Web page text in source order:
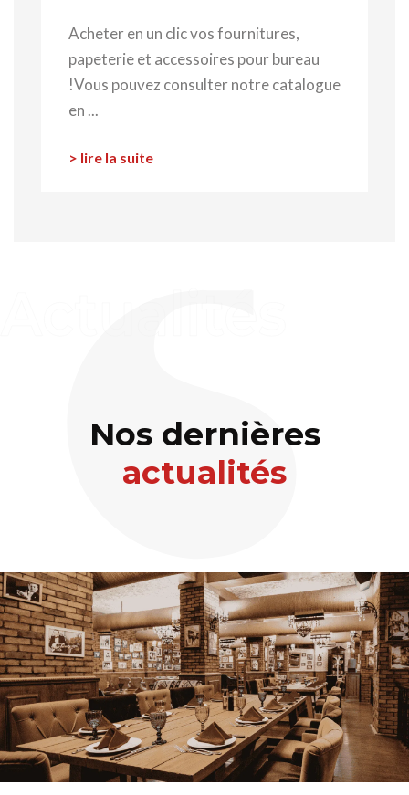
Acheter en un clic vos fournitures,
papeterie et accessoires pour bureau
!Vous pouvez consulter notre catalogue
en ...
> lire la suite
Nos dernières
actualités